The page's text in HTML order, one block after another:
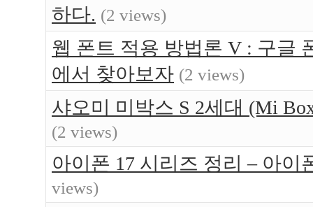
하다. (2 views)
웹 폰트 적용 방법론 V : 구글
에서 찾아보자 (2 views)
샤오미 미박스 S 2세대 (Mi
(2 views)
아이폰 17 시리즈 정리 – 아이
views)